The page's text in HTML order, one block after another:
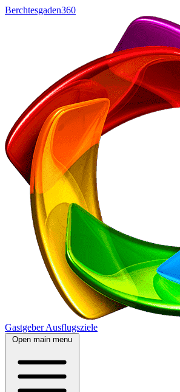
Berchtesgaden360
GastgeberAusflugsziele
Open main menu